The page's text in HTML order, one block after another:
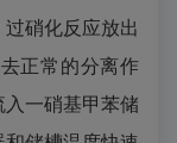
硝化反应放出
正常的分离作
一硝基甲苯储